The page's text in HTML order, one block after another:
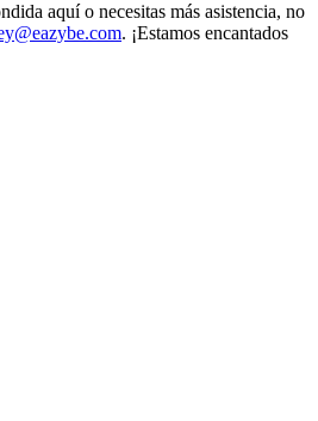
aquí o necesitas más asistencia, no
. ¡Estamos encantados